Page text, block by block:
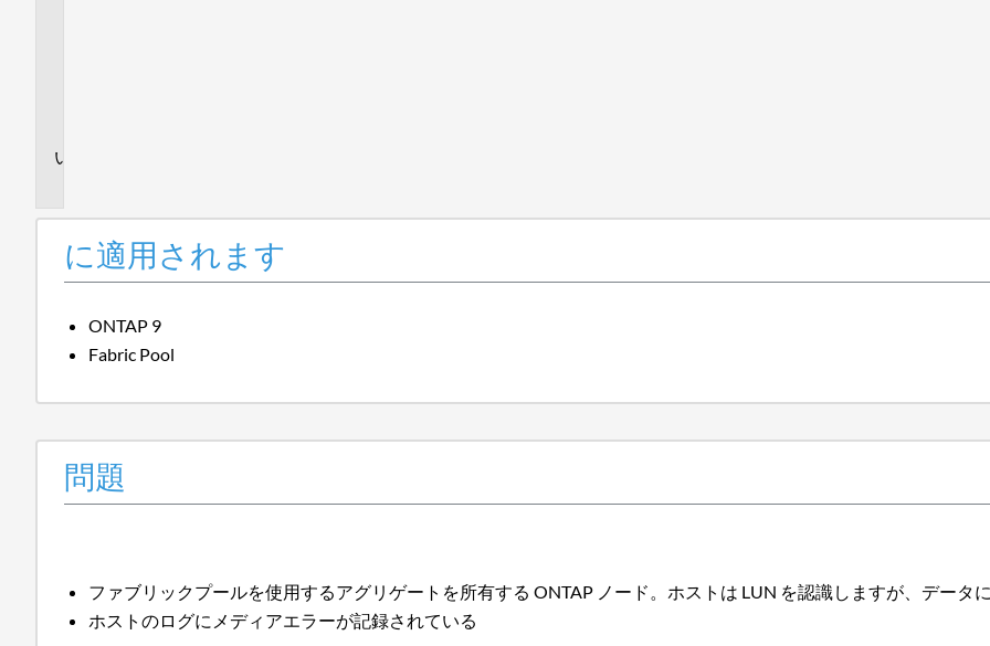
に適用されます
ONTAP 9
Fabric Pool
問題
ファブリックプールを使用するアグリゲートを所有する ONTAP ノード。ホストは LUN を認識しますが、データ
ホストのログにメディアエラーが記録されている